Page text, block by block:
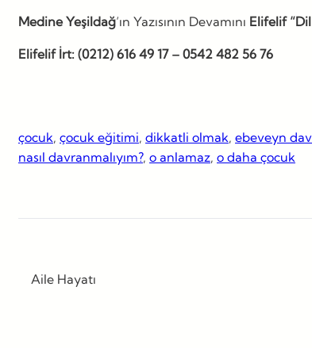
Medine Yeşildağ‘ın Yazısının Devamını Elifelif “Dil
Elifelif İrt: (0212) 616 49 17 – 0542 482 56 76
çocuk, çocuk eğitimi, dikkatli olmak, ebeveyn
nasıl davranmalıyım?, o anlamaz, o daha çocuk
Aile Hayatı